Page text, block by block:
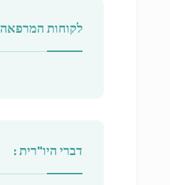
לקוחות המרפאה
דברי היו"רית :